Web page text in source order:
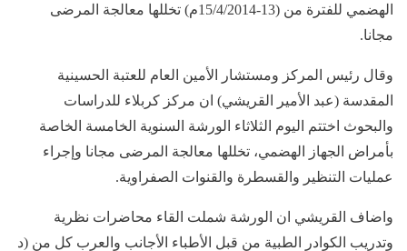
الهضمي للفترة من (13-15/4/2014م) تخللها معالجة المرضى
مجانا.
وقال رئيس المركز ومستشار الأمين العام للعتبة الحسينية
المقدسة (عبد الأمير القريشي) ان مركز كربلاء للدراسات
والبحوث اختتم اليوم الثلاثاء الورشة السنوية الخامسة الخاصة
بأمراض الجهاز الهضمي، تخللها معالجة المرضى مجانا وإجراء
عمليات التنظير والقسطرة والقنوات الصفراوية.
واضاف القريشي ان الورشة شملت القاء محاضرات نظرية
وتدريب الكوادر الطبية من قبل الأطباء الأجانب والعرب كل من (د